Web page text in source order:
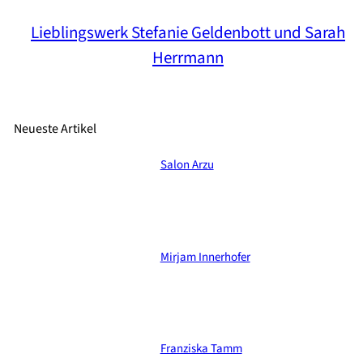
Lieblingswerk Stefanie Geldenbott und Sarah
Herrmann
Neueste Artikel
Salon Arzu
Mirjam Innerhofer
Franziska Tamm